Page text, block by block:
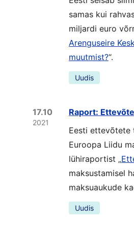
samas kui
miljardi euro
Arenguseire
muutmist?“.
Uudis
17.10
2021
Raport:
Eesti ettevõtete
Euroopa Liidu
lühiraportist „
maksustamisel
maksuaukude
Uudis